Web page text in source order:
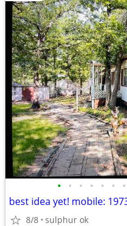
• • • • • • •
best idea yet! mobile:
8/8 sulphur ok